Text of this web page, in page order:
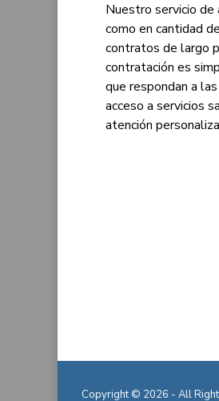
Nuestro servicio
como en cantidad
contratos de largo
contratación es
que respondan a
acceso a servicios
atención
Copyright © 2026 - All